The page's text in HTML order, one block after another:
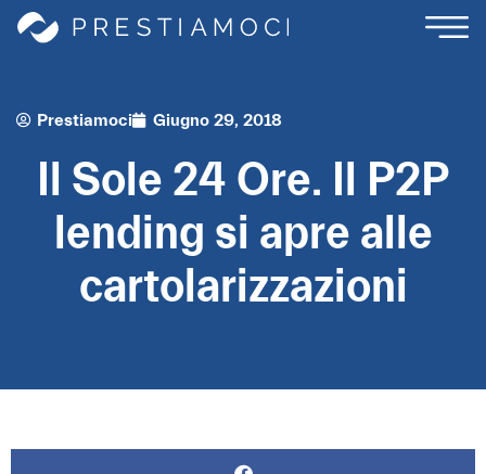
Prestiamoci Giugno 29, 2018
Il Sole 24 Ore. Il P2P
lending si apre alle
cartolarizzazioni